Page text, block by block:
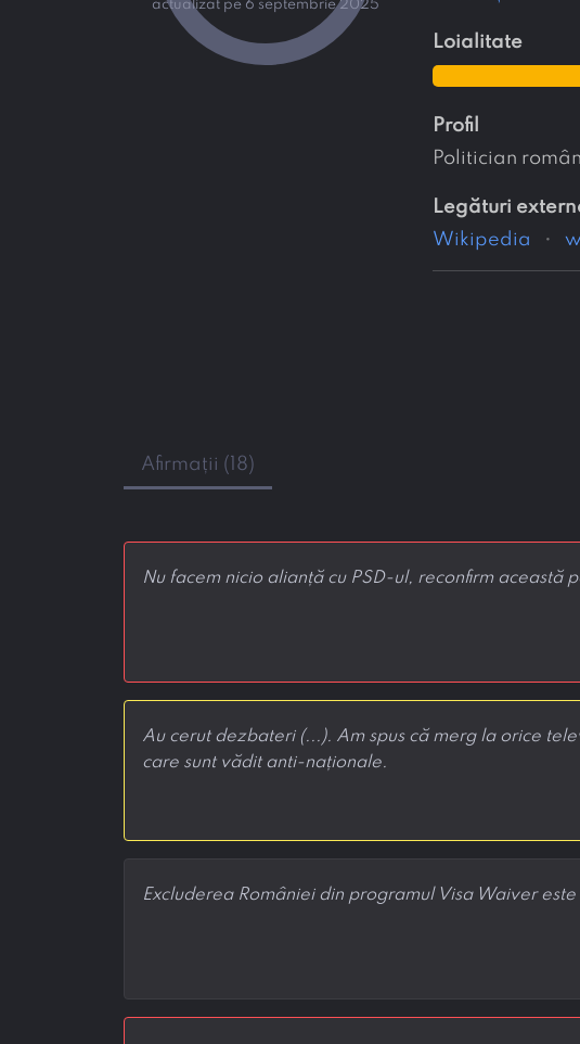
actualizat pe 6 septembrie 2025
loialitate
profil
Politician
legături
Wikipedia
Afirmații (18)
Nu facem nicio alianță cu PSD-ul, reconfirm această
Au cerut dezbateri (...). Am spus că merg la orice
care sunt vădit anti-naționale.
Excluderea României din programul Visa Waiver